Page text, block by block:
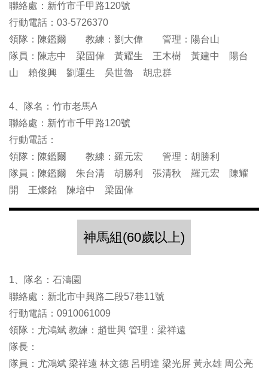
聯絡處：新竹市千甲路120號
行動電話：03-5726370
領隊：陳鑑爾 教練：劉大偉 管理：陽台山
隊員：陳志中 梁固偉 黃耀生 王木樹 黃建中 陽台
山 賴俊興 劉運生 吳世魯 胡忠群
4、隊名：竹市老馬A
聯絡處：新竹市千甲路120號
行動電話：
領隊：陳鑑爾 教練：羅元宏 管理：胡勝利
隊員：陳鑑爾 朱台清 胡勝利 張清秋 羅元宏 陳耀
開 王燦銘 陳培中 梁固偉
神馬組(60歲以上)
1、隊名：石濤園
聯絡處：新北市中興路二段57巷11號
行動電話：0910061009
領隊：尤鴻斌 教練：趙世興 管理：梁祥遠
隊長：
隊員：尤鴻斌 梁祥遠 林文德 呂明達 梁光屏 黃永雄 周公亮